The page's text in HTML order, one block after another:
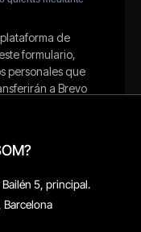
5, principal.
Barcelona